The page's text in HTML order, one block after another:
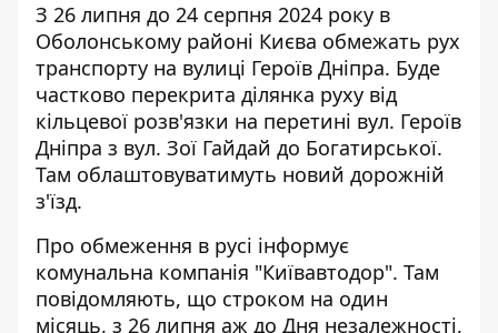
З 26 липня до 24 серпня 2024 року в
Оболонському районі Києва обмежать рух
транспорту на вулиці Героїв Дніпра. Буде
частково перекрита ділянка руху від
кільцевої розв'язки на перетині вул. Героїв
Дніпра з вул. Зої Гайдай до Богатирської.
Там облаштовуватимуть новий дорожній
з'їзд.
Про обмеження в русі інформує
комунальна компанія "Київавтодор". Там
повідомляють, що строком на один
місяць, з 26 липня аж до Дня незалежності,